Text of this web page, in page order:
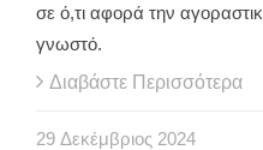
σε ό,τι αφορά την
γνωστό.
Διαβάστε Περισσότερα
29 Δεκέμβριος 2024